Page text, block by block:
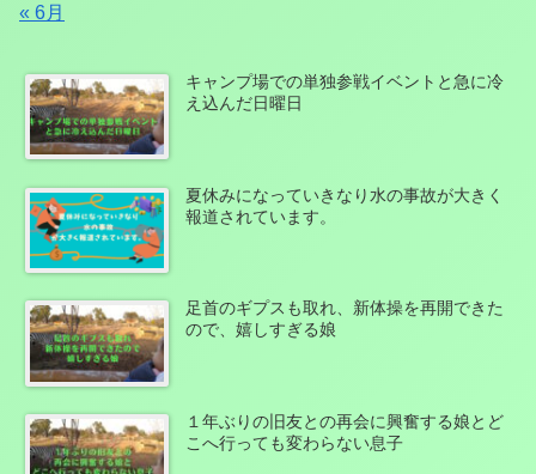
« 6月
キャンプ場での単独参戦イベントと急に冷
え込んだ日曜日
夏休みになっていきなり水の事故が大きく
報道されています。
足首のギプスも取れ、新体操を再開できた
ので、嬉しすぎる娘
１年ぶりの旧友との再会に興奮する娘とど
こへ行っても変わらない息子